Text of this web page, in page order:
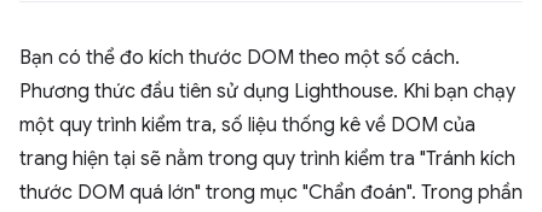
Bạn có thể đo kích thước DOM theo một số cách.
Phương thức đầu tiên sử dụng Lighthouse. Khi bạn chạy
một quy trình kiểm tra, số liệu thống kê về DOM của
trang hiện tại sẽ nằm trong quy trình kiểm tra "Tránh kích
thước DOM quá lớn" trong mục "Chẩn đoán". Trong phần